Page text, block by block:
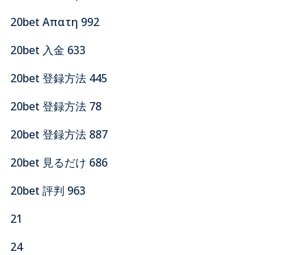
20bet Απατη 992
20bet 入金 633
20bet 登録方法 445
20bet 登録方法 78
20bet 登録方法 887
20bet 見るだけ 686
20bet 評判 963
21
24